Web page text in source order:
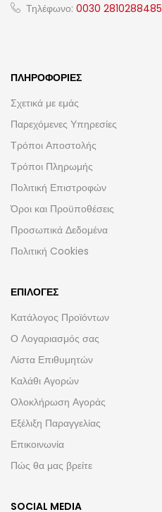
Τηλέφωνο: 0030 2810288485
ΠΛΗΡΟΦΟΡΊΕΣ
Σχετικά με εμάς
Παρεχόμενες Υπηρεσίες
Τρόποι Αποστολής
Τρόποι Πληρωμής
Πολιτική Επιστροφών
Όροι και Προϋποθέσεις
Προσωπικά Δεδομένα
Πολιτική Cookies
ΕΠΙΛΟΓΈΣ
Κατάλογος Προϊόντων
Ο Λογαριασμός σας
Λίστα Επιθυμητών
Καλάθι Αγορών
Ολοκλήρωση Αγοράς
Εξέλιξη Παραγγελίας
Επικοινωνία
Πώς θα μας βρείτε
SOCIAL MEDIA